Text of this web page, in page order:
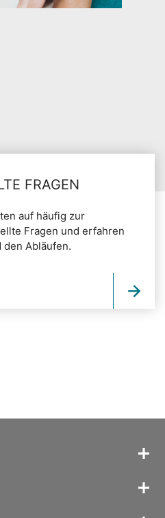
FRAGEN
auf häufig zur
Fragen und erfahren
den Abläufen.